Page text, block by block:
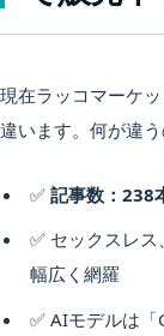
現在ラッコマーケ
違います。何が違う
✅ 記事数：238
✅ セックスレ
幅広く網羅
✅ AIモデルは